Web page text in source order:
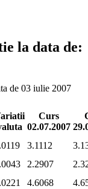
la data de:
de 03 iulie 2007
Curs
02.07.2007
3.1112
2.2907
4.6068